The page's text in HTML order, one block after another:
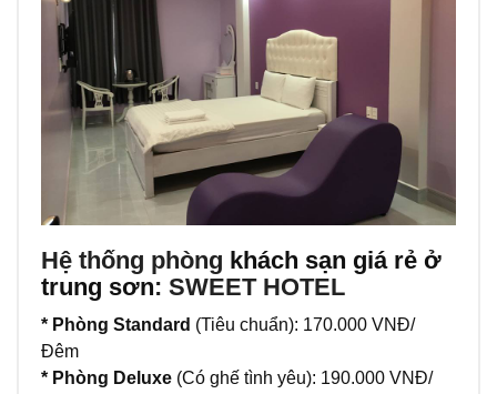
Hệ thống phòng khách sạn giá rẻ ở
trung sơn: SWEET HOTEL
* Phòng Standard (Tiêu chuẩn): 170.000 VNĐ/
Đêm
* Phòng Deluxe (Có ghế tình yêu): 190.000 VNĐ/